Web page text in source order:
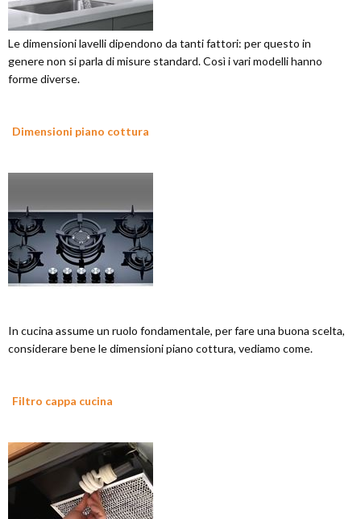
Le dimensioni lavelli dipendono da tanti fattori: per questo in
genere non si parla di misure standard. Così i vari modelli hanno
forme diverse.
Dimensioni piano cottura
In cucina assume un ruolo fondamentale, per fare una buona scelta,
considerare bene le dimensioni piano cottura, vediamo come.
Filtro cappa cucina